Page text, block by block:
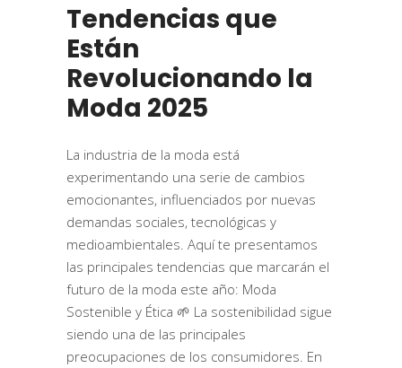
Tendencias que
Están
Revolucionando la
Moda 2025
La industria de la moda está
experimentando una serie de cambios
emocionantes, influenciados por nuevas
demandas sociales, tecnológicas y
medioambientales. Aquí te presentamos
las principales tendencias que marcarán el
futuro de la moda este año: Moda
Sostenible y Ética 🌱 La sostenibilidad sigue
siendo una de las principales
preocupaciones de los consumidores. En